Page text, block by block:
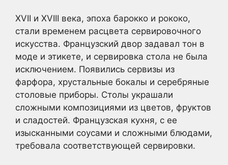
XVII и XVIII века, эпоха барокко и рококо,
стали временем расцвета сервировочного
искусства. Французский двор задавал тон в
моде и этикете, и сервировка стола не была
исключением. Появились сервизы из
фарфора, хрустальные бокалы и серебряные
столовые приборы. Столы украшали
сложными композициями из цветов, фруктов
и сладостей. Французская кухня, с ее
изысканными соусами и сложными блюдами,
требовала соответствующей сервировки.